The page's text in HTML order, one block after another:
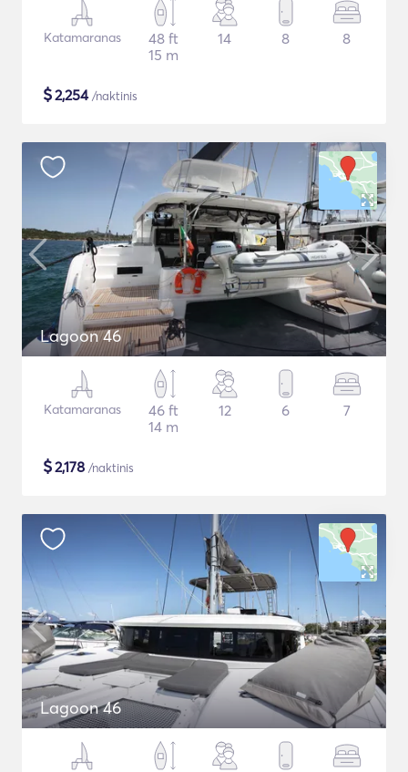
Katamaranas
48 ft
15 m
14 8 8
$2,254/naktinis
Lagoon 46
Katamaranas
46 ft
14 m
12 6 7
$2,178 /naktinis
Lagoon 46